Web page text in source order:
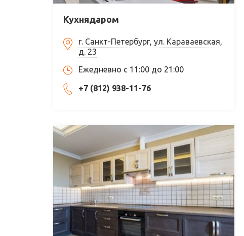
Кухнядаром
г. Санкт-Петербург, ул. Караваевская,
д. 23
Ежедневно с 11:00 до 21:00
+7 (812) 938-11-76